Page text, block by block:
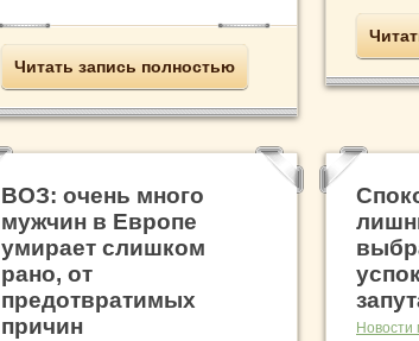
Читать запись полностью
ВОЗ: очень много
мужчин в Европе
умирает слишком
рано, от
предотвратимых
причин